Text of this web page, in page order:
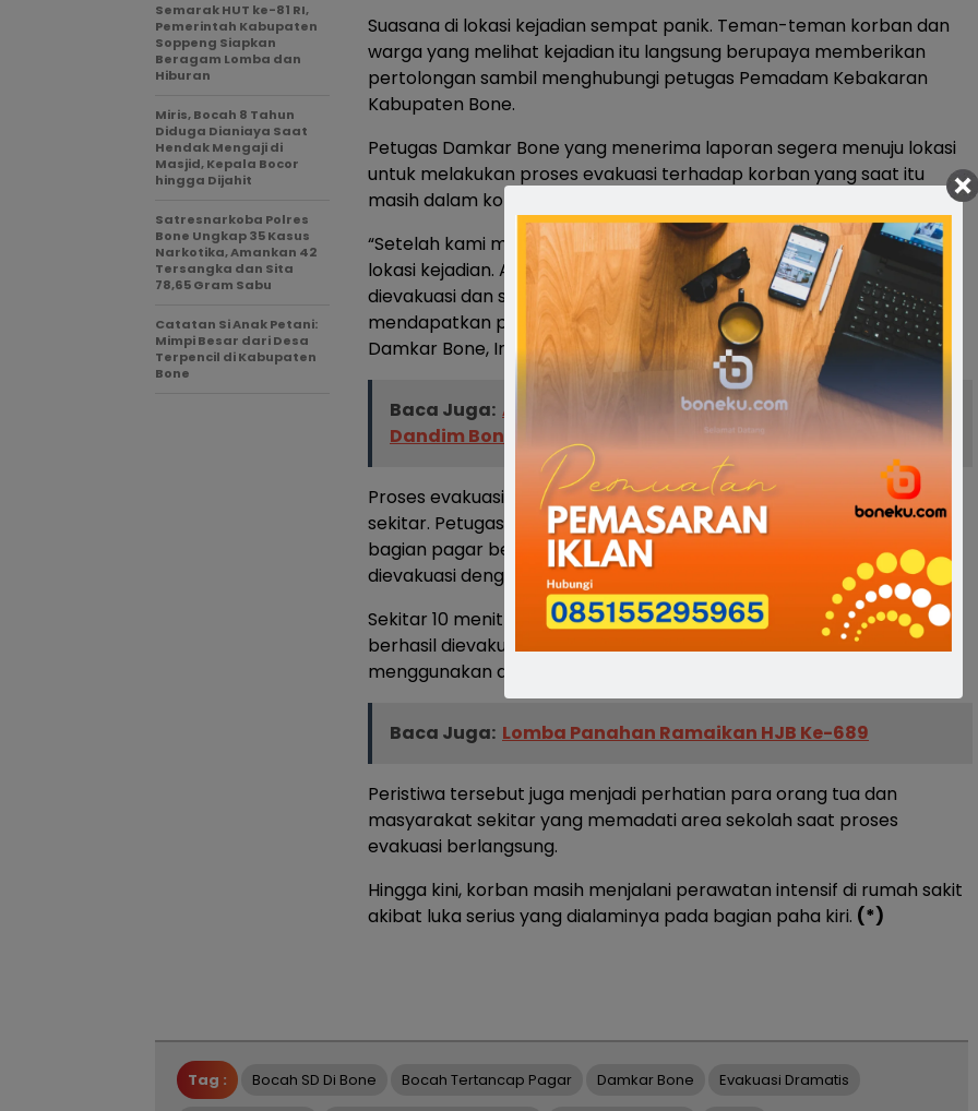
Suasana di lokasi kejadian sempat panik. Teman-teman korban dan
warga yang melihat kejadian itu langsung berupaya memberikan
pertolongan sambil menghubungi petugas Pemadam Kebakaran
Kabupaten Bone.
Petugas Damkar Bone yang menerima laporan segera menuju lokasi
untuk melakukan proses evakuasi terhadap korban yang saat itu
masih dalam kondisi tertancap pagar besi.
“Setelah kami menerima laporan, kami langsung bergerak menuju
lokasi kejadian. Alhamdulillah korban bernama Maher berhasil
dievakuasi dan saat ini sudah dilarikan ke RSUD Bone untuk
mendapatkan penanganan medis,” ujar Kepala Bidang Pencegahan
Damkar Bone, Ir. Akbar, saat ditemui di lokasi kejadian.
Baca Juga: Antisipasi Corona, Ketua DPR, Kapolres dan
Dandim Bone Cek Perbatasan
Proses evakuasi berlangsung dramatis dan menyita perhatian warga
sekitar. Petugas harus menggunakan alat gerinda untuk memotong
bagian pagar besi yang menancap di paha korban agar dapat
dievakuasi dengan aman tanpa memperparah luka yang dialaminya.
Sekitar 10 menit proses penyelamatan berlangsung, korban akhirnya
berhasil dievakuasi dalam kondisi sadar sebelum langsung dibawa
menggunakan ambulans ke RSUD Tenriawaru Bone.
Baca Juga: Lomba Panahan Ramaikan HJB Ke-689
Peristiwa tersebut juga menjadi perhatian para orang tua dan
masyarakat sekitar yang memadati area sekolah saat proses
evakuasi berlangsung.
Hingga kini, korban masih menjalani perawatan intensif di rumah sakit
akibat luka serius yang dialaminya pada bagian paha kiri. (*)
Semarak HUT ke-81 RI,
Pemerintah Kabupaten
Soppeng Siapkan
Beragam Lomba dan
Hiburan
Miris, Bocah 8 Tahun
Diduga Dianiaya Saat
Hendak Mengaji di
Masjid, Kepala Bocor
hingga Dijahit
Satresnarkoba Polres
Bone Ungkap 35 Kasus
Narkotika, Amankan 42
Tersangka dan Sita
78,65 Gram Sabu
Catatan Si Anak Petani:
Mimpi Besar dari Desa
Terpencil di Kabupaten
Bone
Tag : Bocah SD Di Bone Bocah Tertancap Pagar Damkar Bone Evakuasi Dramatis